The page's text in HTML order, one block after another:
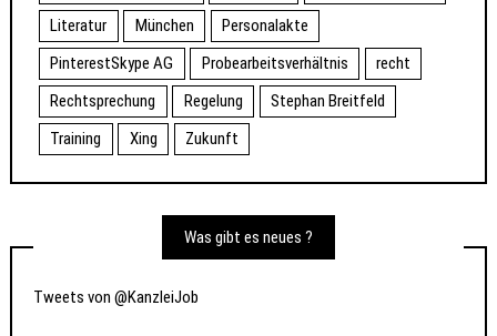
Literatur
München
Personalakte
PinterestSkype AG
Probearbeitsverhältnis
recht
Rechtsprechung
Regelung
Stephan Breitfeld
Training
Xing Zukunft
Was gibt es neues ?
Tweets von @KanzleiJob